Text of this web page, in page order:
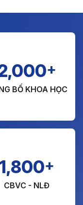
+
BỐ KHOA HỌC
1,800+
CBVC - NLĐ